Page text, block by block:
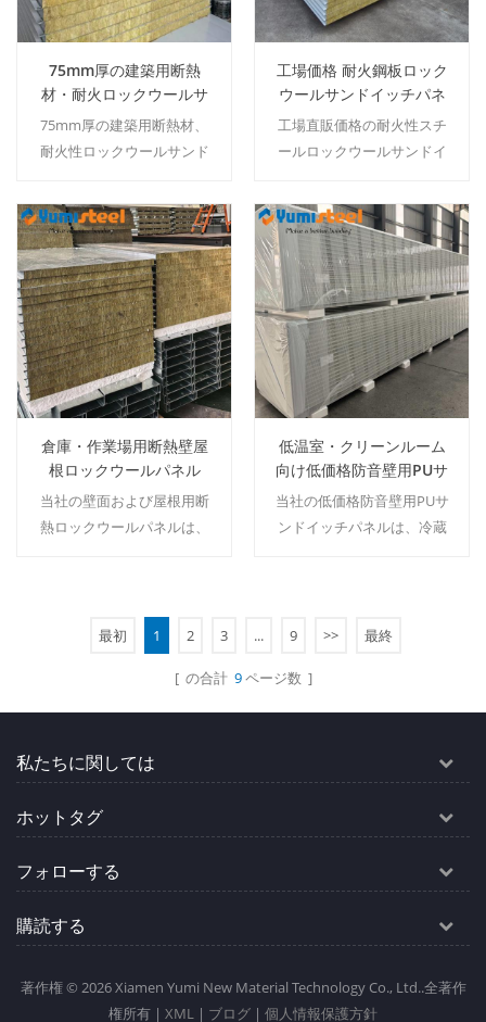
75mm厚の建築用断熱
材・耐火ロックウールサ
ンドイッチパネル
75mm厚の建築用断熱材、
耐火性ロックウールサンド
のロックウール芯材と二重
鋼板で構成され、壁、屋
根、倉庫などに使用できま
す。
続きを読む
工場価格 耐火鋼板ロック
ウールサンドイッチパネ
ル（壁・屋根・倉庫用）
工場直販価格の耐火性スチ
ールロックウールサンドイ
庫に最適。A2グレード、優
れた断熱性、大量注文対
応。
続きを読む
倉庫・作業場用断熱壁屋
根ロックウールパネル
当社の壁面および屋根用断
熱ロックウールパネルは、
性、吸音性、温度制御機能
により、効率的な運用を実
続きを読む
低温室・クリーンルーム
向け低価格防音壁用PUサ
ンドイッチパネル
当社の低価格防音壁用PUサ
ンドイッチパネルは、冷蔵
性を提供します。
続きを読む
最初 1 2 3 ... 9 >> 最終
[ の合計 9ページ数 ]
私たちに関しては
ホットタグ
フォローする
購読する
著作権 © 2026 Xiamen Yumi New Material Technology Co., Ltd..全著作
権所有 | XML | ブログ | 個人情報保護方針